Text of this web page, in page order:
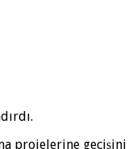
projelerine geçişini